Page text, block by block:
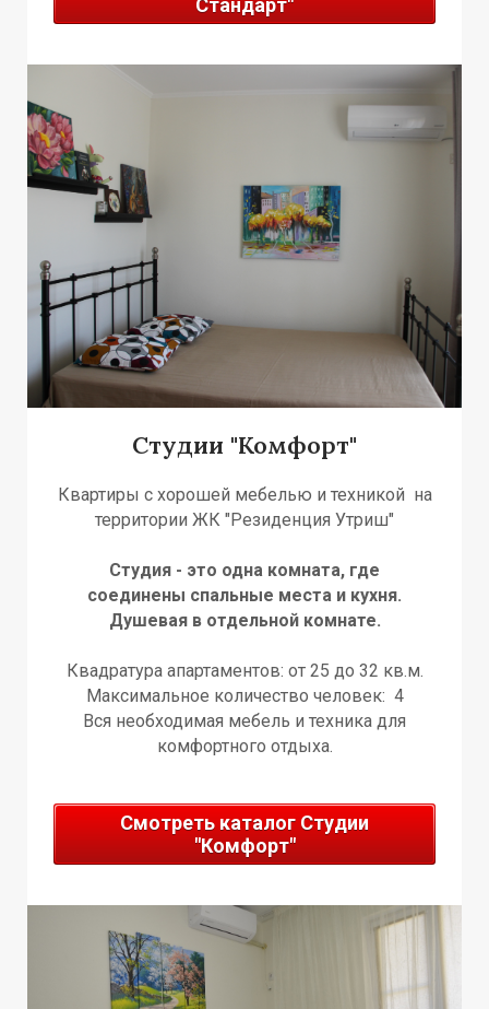
А
П
Стандарт"
Студии "Комфорт"
Квартиры с хорошей мебелью и техникой на
территории ЖК "Резиденция Утриш"
Студия - это одна комната, где
соединены спальные места и кухня.
Душевая в отдельной комнате.
Квадратура апартаментов: от 25 до 32 кв.м.
Максимальное количество человек: 4
Вся необходимая мебель и техника для
комфортного отдыха.
Смотреть каталог Студии
"Комфорт"
А
П
А
Т